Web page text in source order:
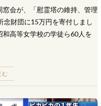
会が、「慰霊塔の維持、管理
念財団に15万円を寄付しまし
高等女学校の学徒ら60人を
む